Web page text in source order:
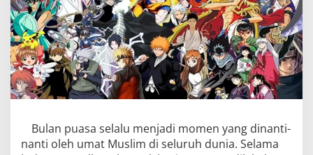
Bulan puasa selalu menjadi momen yang dinanti-
nanti oleh umat Muslim di seluruh dunia. Selama